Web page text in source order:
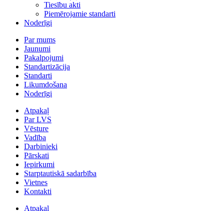
Tiesību akti
Piemērojamie standarti
Noderīgi
Par mums
Jaunumi
Pakalpojumi
Standartizācija
Standarti
Likumdošana
Noderīgi
Atpakaļ
Par LVS
Vēsture
Vadība
Darbinieki
Pārskati
Iepirkumi
Starptautiskā sadarbība
Vietnes
Kontakti
Atpakaļ